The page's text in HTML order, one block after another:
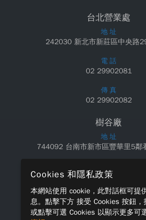
台北營業處
地 址
242030 新北市新莊區中央路
電 話
02 29902081
傳 真
02 29902082
樹谷廠
地 址
744092 台南市新市區豐華里5鄰
06 5890550
傳 真
06 5890660
Cookies 和隱私政策
本網站使用 cookie，此對話框可提
息。點擊下方 接受 Cookies 按鈕，
或點擊可選 Cookies 以顯示更多可